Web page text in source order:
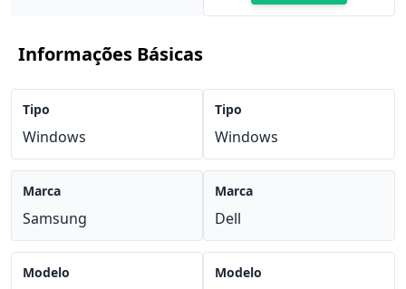
Informações Básicas
Tipo
Windows
Marca
Samsung
Modelo
Tipo
Windows
Marca
Dell
Modelo